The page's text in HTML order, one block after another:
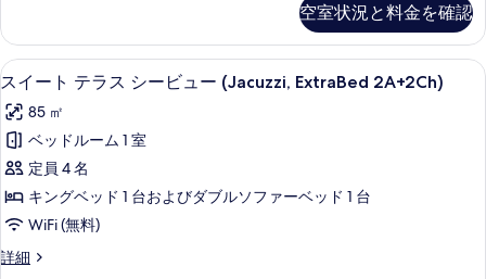
べ
て
の
写
真
を
表
示
す
の
詳
細
ス
シ
ー
ビ
ュ
ー
(Jacuzzi)
の
す
ム
ル
ー
テ
ラ
シ
ー
ビ
ュ
ー
空室状況と料金を確認
ス
イ
ー
ト
テ
ラ
ス
シ
セレクト コンフォート製ベッド、ミ
5
スイート テラス シービュー (Jacuzzi, ExtraBed 2A+2Ch)
85 ㎡
ベッドルーム 1 室
定員 4 名
キングベッド 1 台およびダブルソファーベッド 1 台
WiFi (無料)
詳細
ス